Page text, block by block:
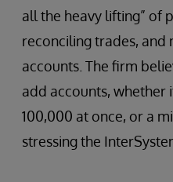
all the heavy lifting” of
reconciling trades, and
accounts. The firm
add accounts, whether
100,000 at once, or a
stressing the